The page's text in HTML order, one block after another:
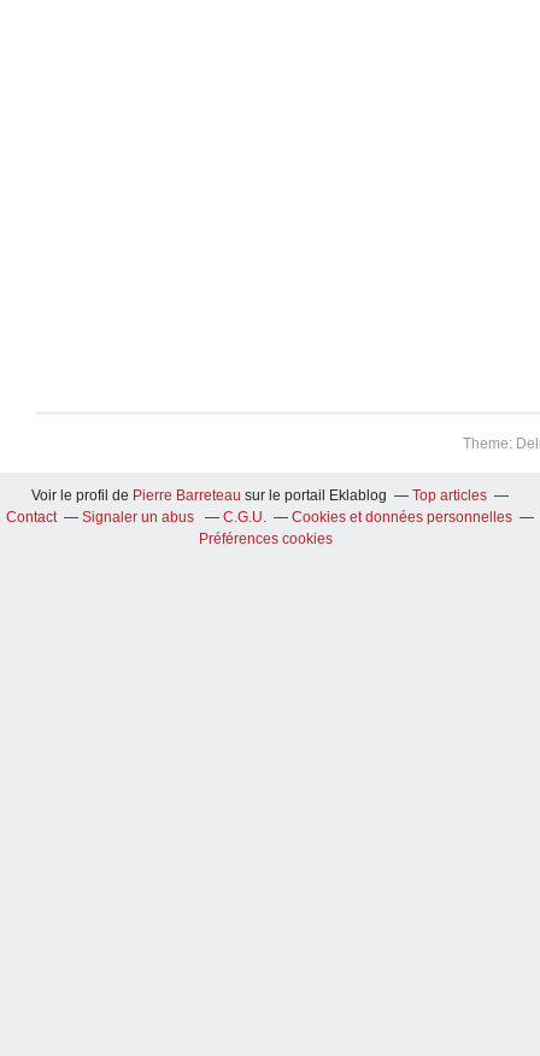
Theme:
Voir le profil de Pierre Barreteau sur le portail Eklablog
Top articles
Contact
Signaler un abus C.G.U.
Cookies et données personnelles
Préférences cookies